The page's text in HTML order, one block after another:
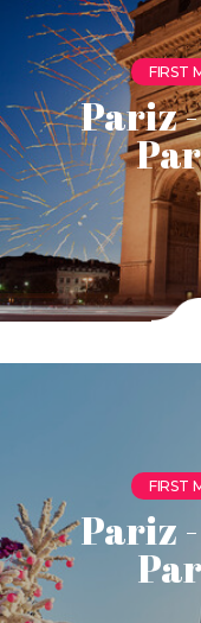
FIRST
Pariz
FIRST
Pariz